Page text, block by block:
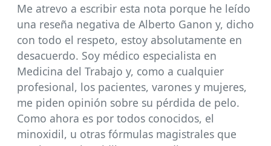
Me atrevo a escribir esta nota porque he leído
una reseña negativa de Alberto Ganon y, dicho
con todo el respeto, estoy absolutamente en
desacuerdo. Soy médico especialista en
Medicina del Trabajo y, como a cualquier
profesional, los pacientes, varones y mujeres,
me piden opinión sobre su pérdida de pelo.
Como ahora es por todos conocidos, el
minoxidil, u otras fórmulas magistrales que